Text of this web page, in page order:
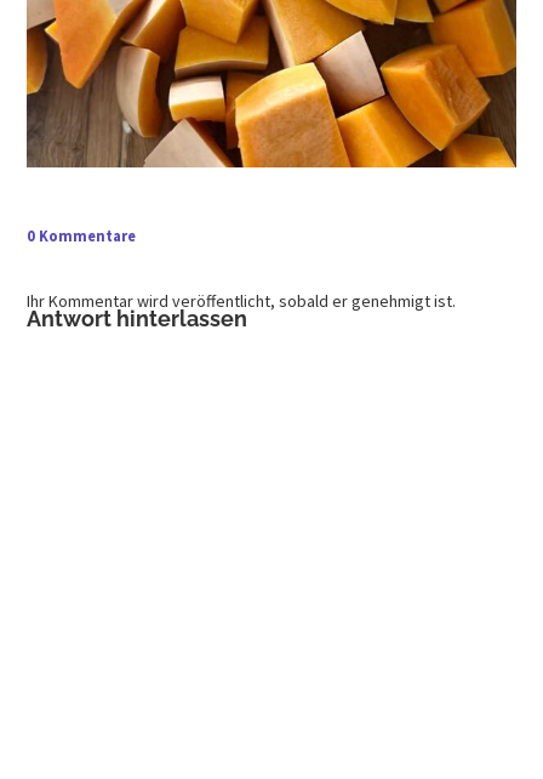
0 Kommentare
Ihr Kommentar wird veröffentlicht, sobald er genehmigt ist.
Antwort hinterlassen